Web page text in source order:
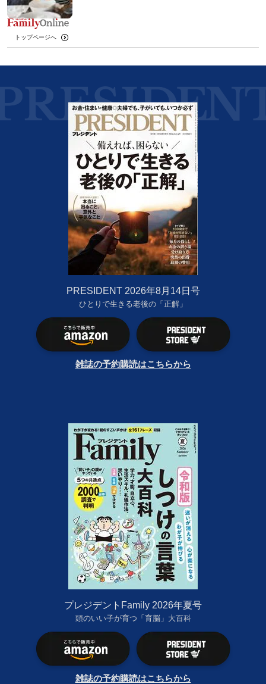
トップページへ
PRESIDENT 2026年8月14日号
ひとりで生きる老後の「正解」
雑誌の予約購読はこちらから
プレジデントFamily 2026年夏号
頭のいい子が育つ「育脳」大百科
雑誌の予約購読はこちらから